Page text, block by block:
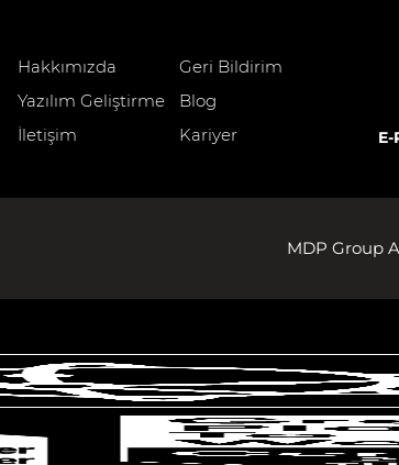
Hakkımızda
Geri Bildirim
Yazılım Geliştirme
Blog
İletişim Kariyer
MDP Group